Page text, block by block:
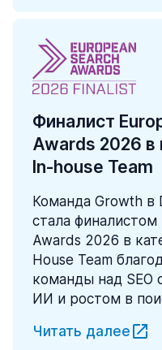
Финалист
Awards 2026 в
In-house Team
Команда Growth в
стала
Awards 2026 в
House Team
команды над SEO
ИИ и ростом в
Читать далее